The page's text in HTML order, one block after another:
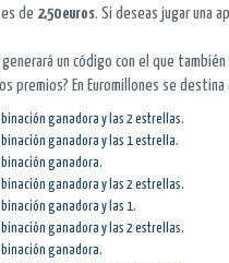
de 2,50 euros. Si deseas jugar una
un código con el que
premios? En Euromillones se
ganadora y las 2 estrellas.
ganadora y las 1 estrella.
ganadora.
ganadora y las 2 estrellas.
ganadora y las 1.
ganadora y las 2 estrellas.
ganadora.